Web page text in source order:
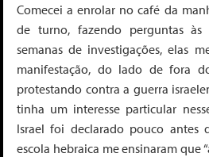
Comecei a enrolar no café da
de turno, fazendo perguntas às
semanas de investigações, elas
manifestação, do lado de fora
protestando contra a guerra
tinha um interesse particular
Israel foi declarado pouco antes
escola hebraica me ensinaram que